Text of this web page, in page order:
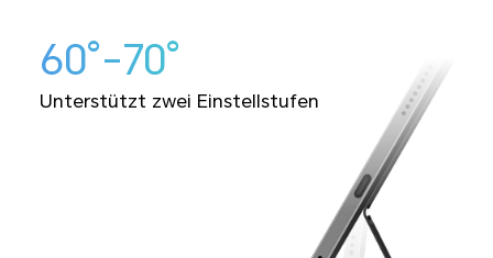
60°-70°
Unterstützt zwei Einstellstufen